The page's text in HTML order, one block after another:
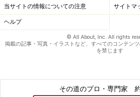
当サイトの情報についての注意 サイトマ
ヘルプ
© All About, Inc. All rights
掲載の記事・写真・イラストなど、すべてのコンテン
を禁じます
その道のプロ・専門家